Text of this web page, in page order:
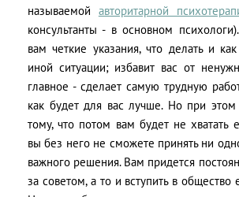
называемой авторитарной
консультанты - в основном
вам четкие указания, что делать и
иной ситуации; избавит вас от
главное - сделает самую трудную
как будет для вас лучше. Но при этом
тому, что потом вам будет не хватать
вы без него не сможете принять ни
важного решения. Вам придется
за советом, а то и вступить в общество